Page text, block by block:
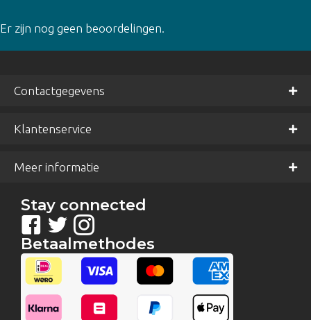
Er zijn nog geen beoordelingen.
Contactgegevens
Klantenservice
Meer informatie
Stay connected
Betaalmethodes